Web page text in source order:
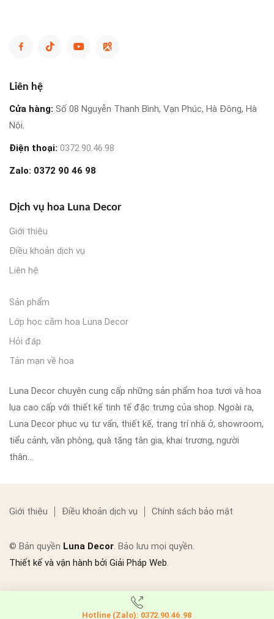
Hotline (Zalo): 0372.90.46.98
Liên hệ
Cửa hàng: Số 08 Nguyễn Thanh Bình, Vạn Phúc, Hà Đông, Hà
Nội.
Điện thoại: 0372.90.46.98
Zalo: 0372 90 46 98
Dịch vụ hoa Luna Decor
Giới thiệu
Điều khoản dịch vụ
Liên hệ
Sản phẩm
Lớp học cắm hoa Luna Decor
Hỏi đáp
Tản mạn về hoa
Luna Decor chuyên cung cấp những sản phẩm hoa tươi và hoa
lụa cao cấp với thiết kế tinh tế đặc trưng của shop. Ngoài ra,
Luna Decor phục vụ tư vấn, thiết kế, trang trí nhà ở, showroom,
tiểu cảnh, văn phòng, quà tặng tân gia, khai trương, người
thân…
© Bản quyền Luna Decor. Bảo lưu mọi quyền.
Thiết kế và vận hành bởi Giải Pháp Web.
Giới thiệu Điều khoản dịch vụ Chính sách bảo mật